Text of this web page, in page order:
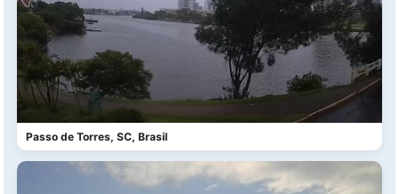
Passo de Torres, SC, Brasil